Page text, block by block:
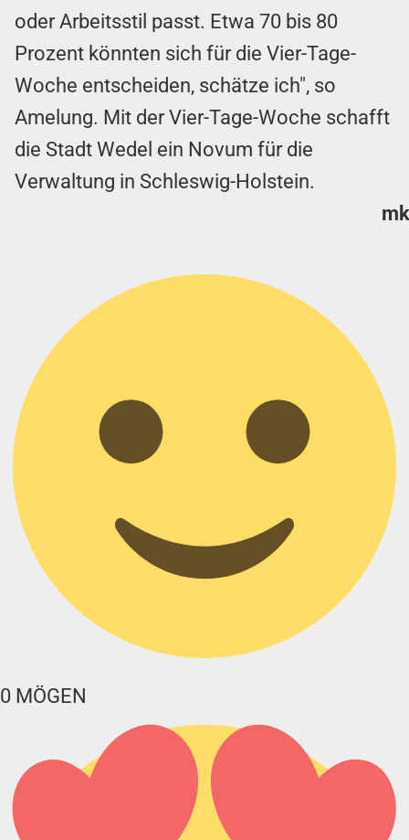
oder Arbeitsstil passt. Etwa 70 bis 80
Prozent könnten sich für die Vier-Tage-
Woche entscheiden, schätze ich", so
Amelung. Mit der Vier-Tage-Woche schafft
die Stadt Wedel ein Novum für die
Verwaltung in Schleswig-Holstein.
0 MÖGEN